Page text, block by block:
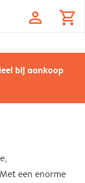
profile shopping_cart
bij aankoop
een enorme